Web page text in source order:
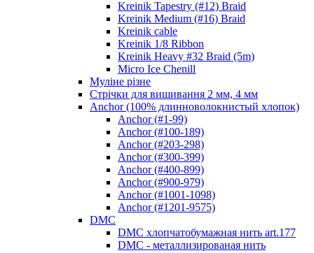
Kreinik Tapestry (#12) Braid
Kreinik Medium (#16) Braid
Kreinik cable
Kreinik 1/8 Ribbon
Kreinik Heavy #32 Braid (5m)
Micro Ice Chenill
Муліне різне
Стрічки для вишивання 2 мм, 4 мм
Anchor (100% длинноволокнистый хлопок)
Anchor (#1-99)
Anchor (#100-189)
Anchor (#203-298)
Anchor (#300-399)
Anchor (#400-899)
Anchor (#900-979)
Anchor (#1001-1098)
Anchor (#1201-9575)
DMC
DMC хлопчатобумажная нить art.177
DMC - металлизированая нить